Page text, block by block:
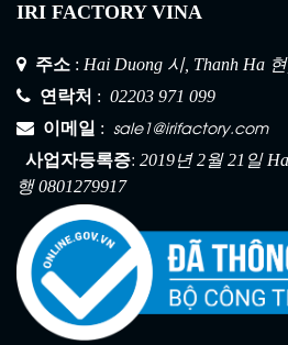
건설 안전망 1
IRI FACTORY VINA
주소 : Hai Duong 시, Thanh Ha
연락처 : 02203 971 099
이메일 : sale1@irifactory.com
사업자등록증: 2019년 2월 21일
행 0801279917